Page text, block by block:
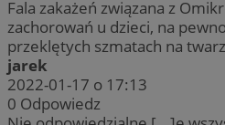
Fala zakażeń związana z
zachorowań u dzieci, na
przeklętych szmatach na
jarek
2022-01-17 o 17:13
0 Odpowiedz